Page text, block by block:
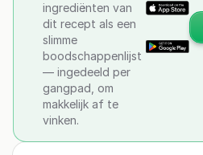
ingrediënten van
dit recept als een
slimme
boodschappenlijst
— ingedeeld per
gangpad, om
makkelijk af te
vinken.